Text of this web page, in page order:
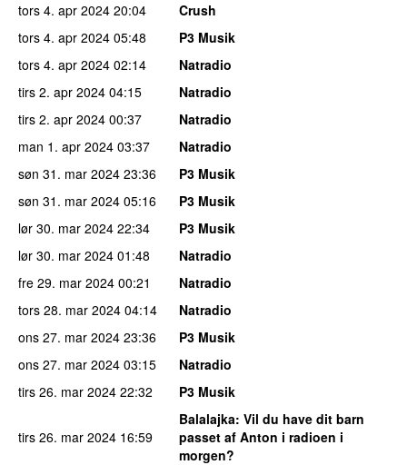
tors 4. apr 2024 20:04
Crush
tors 4. apr 2024 05:48
P3 Musik
tors 4. apr 2024 02:14
Natradio
tirs 2. apr 2024 04:15
Natradio
tirs 2. apr 2024 00:37
Natradio
man 1. apr 2024 03:37
Natradio
søn 31. mar 2024 23:36
P3 Musik
søn 31. mar 2024 05:16
P3 Musik
lør 30. mar 2024 22:34
P3 Musik
lør 30. mar 2024 01:48
Natradio
fre 29. mar 2024 00:21
Natradio
tors 28. mar 2024 04:14
Natradio
ons 27. mar 2024 23:36
P3 Musik
ons 27. mar 2024 03:15
Natradio
tirs 26. mar 2024 22:32 P3 Musik
tirs 26. mar 2024 16:59
Balalajka: Vil du have dit barn
passet af Anton i radioen i
morgen?